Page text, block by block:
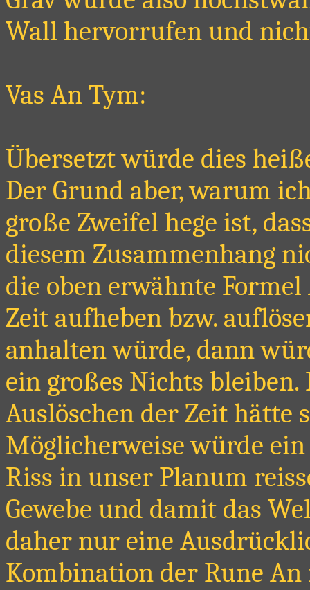
Wall hervorrufen und
Vas An Tym:
Übersetzt würde dies
Der Grund aber, warum
große Zweifel hege ist,
diesem Zusammenhang
die oben erwähnte
Zeit aufheben bzw.
anhalten würde, dann
ein großes Nichts
Auslöschen der Zeit hätte
Möglicherweise würde
Riss in unser Planum
Gewebe und damit das
daher nur eine
Kombination der Rune